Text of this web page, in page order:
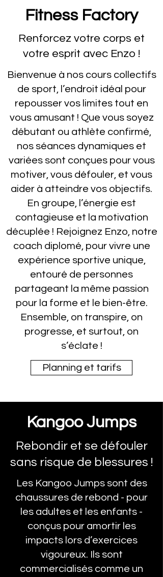
Fitness Factory
Renforcez votre corps et
votre esprit avec Enzo !
Bienvenue à nos cours collectifs
de sport, l’endroit idéal pour
repousser vos limites tout en
vous amusant ! Que vous soyez
débutant ou athlète confirmé,
nos séances dynamiques et
variées sont conçues pour vous
motiver, vous défouler, et vous
aider à atteindre vos objectifs.
En groupe, l’énergie est
contagieuse et la motivation
décuplée ! Rejoignez Enzo, notre
coach diplomé, pour vivre une
expérience sportive unique,
entouré de personnes
partageant la même passion
pour la forme et le bien-être.
Ensemble, on transpire, on
progresse, et surtout, on
s’éclate !
Planning et tarifs
Kangoo Jumps
Rebondir et se défouler
sans risque de blessures !
Les Kangoo Jumps sont des
chaussures de rebond - pour
les adultes et les enfants -
conçus pour amortir les
impacts lors d’exercices
vigoureux. Ils sont
commercialisés comme un